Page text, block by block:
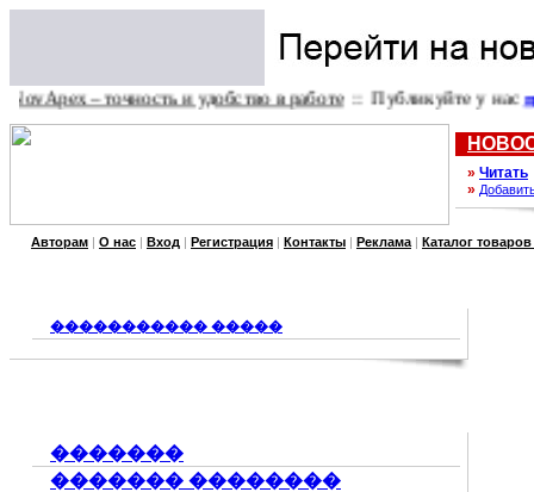
– точность и удобство в работе :: Публикуйте у наспресс-
» Читать
»
Авторам | О нас | Вход | Регистрация | Контакты | Реклама | Каталог товаров
����������� �����
�������
������� ��������